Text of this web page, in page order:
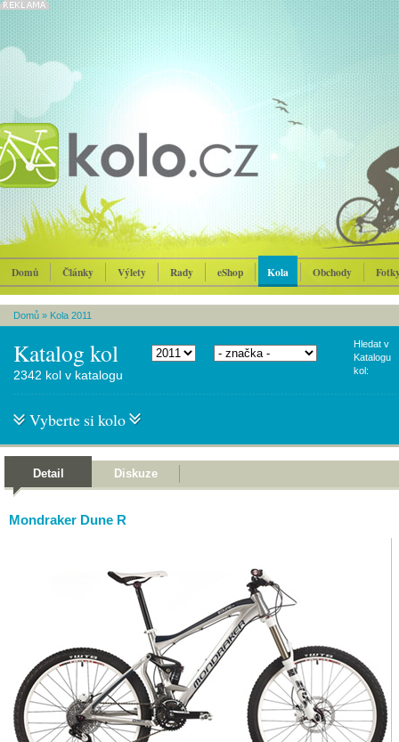
Domů Články Výlety Rady eShop Kola Obchody
Domů » Kola 2011
Katalog kol
Hledat v
Katalogu
kol:
2342 kol v katalogu
Vyberte si kolo
Detail Diskuze
Mondraker Dune R